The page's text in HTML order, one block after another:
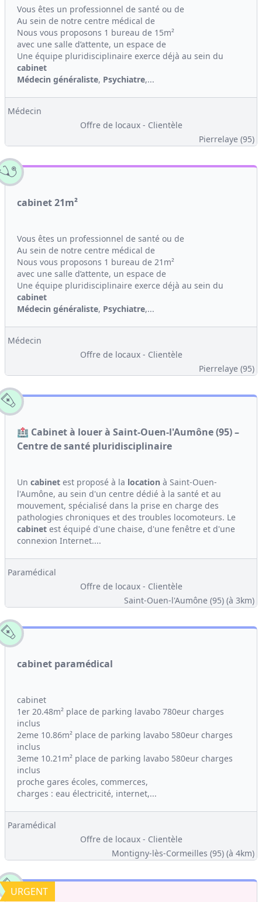
Vous êtes un professionnel de santé ou de
Au sein de notre centre médical de
Nous vous proposons 1 bureau de 15m²
avec une salle d’attente, un espace de
Une équipe pluridisciplinaire exerce déjà au sein du
cabinet
Médecin généraliste, Psychiatre,...
Médecin
Offre de locaux - Clientèle
Pierrelaye (95)
cabinet 21m²
Vous êtes un professionnel de santé ou de
Au sein de notre centre médical de
Nous vous proposons 1 bureau de 21m²
avec une salle d’attente, un espace de
Une équipe pluridisciplinaire exerce déjà au sein du
cabinet
Médecin généraliste, Psychiatre,...
Médecin
Offre de locaux - Clientèle
Pierrelaye (95)
🏥 Cabinet à louer à Saint-Ouen-l'Aumône (95) –
Centre de santé pluridisciplinaire
Un cabinet est proposé à la location à Saint-Ouen-
l'Aumône, au sein d'un centre dédié à la santé et au
mouvement, spécialisé dans la prise en charge des
pathologies chroniques et des troubles locomoteurs. Le
cabinet est équipé d'une chaise, d'une fenêtre et d'une
connexion Internet....
Paramédical
Offre de locaux - Clientèle
Saint-Ouen-l'Aumône (95) (à 3km)
cabinet paramédical
cabinet
1er 20.48m² place de parking lavabo 780eur charges
inclus
2eme 10.86m² place de parking lavabo 580eur charges
inclus
3eme 10.21m² place de parking lavabo 580eur charges
inclus
proche gares écoles, commerces,
charges : eau électricité, internet,...
Paramédical
Offre de locaux - Clientèle
Montigny-lès-Cormeilles (95) (à 4km)
URGENT